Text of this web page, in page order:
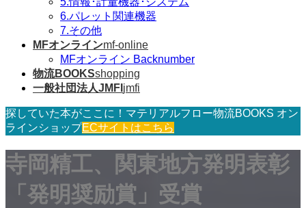
6.パレット関連機器
7.その他
MFオンラインmf-online
MFオンライン Backnumber
物流BOOKSshopping
一般社団法人JMFI jmfi
探していた本がここに！マテリアルフロー物流BOOKS オン
ラインショップECサイトはこちら
寺岡精工、関東地方発明表彰
「発明奨励賞」受賞